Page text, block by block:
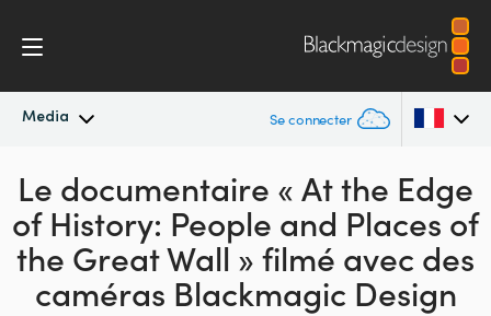
Media Se connecter
Actualités
Archives de presse
Images de presse
Australia
Austria
Le documentaire « At the Edge
of History: People and Placesof
the Great Wall » filmé avec des
caméras Blackmagic Design